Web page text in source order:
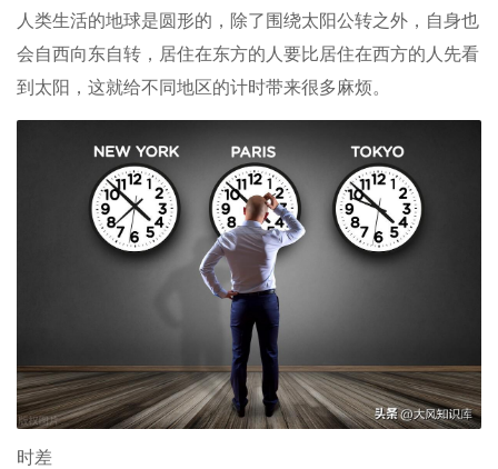
人类生活的地球是圆形的，除了围绕太阳公转之外，自身也
会自西向东自转，居住在东方的人要比居住在西方的人先看
到太阳，这就给不同地区的计时带来很多麻烦。
时差